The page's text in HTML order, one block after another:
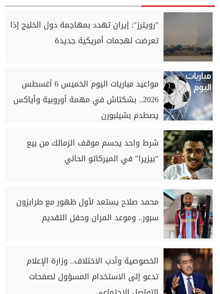
"رويترز": إيران تهدد بمهاجمة دول الخليج إذا
تعرضت لهجمات أمريكية جديدة
مواعيد مباريات اليوم الخميس 6 أغسطس
2026.. بشكتاش في مهمة أوروبية وأياكس
يصطدم بشيلبورن
شرط واحد يحسم موقف الزمالك من بيع
"بيزيرا" في الميركاتو الحالي
محمد صلاح يستعد لأول ظهور مع طرابزون
سبور.. وموعد المران وحفل التقديم
الخصوصية وأدب الاختلاف.. وزارة الإعلام
تدعو إلى الاستخدام المسؤول لصفحات